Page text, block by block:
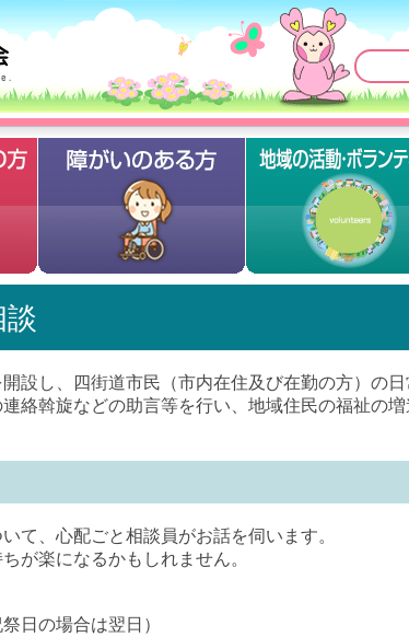
設し、四街道市民（市内在住及び在勤の方）の
絡斡旋などの助言等を行い、地域住民の福祉の
て、心配ごと相談員がお話を伺います。
が楽になるかもしれません。
の場合は翌日）